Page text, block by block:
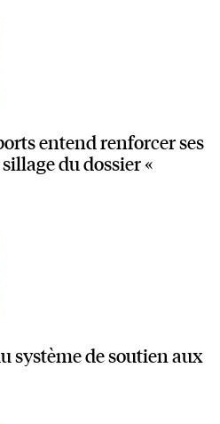
entend renforcer ses
du dossier «
système de soutien aux